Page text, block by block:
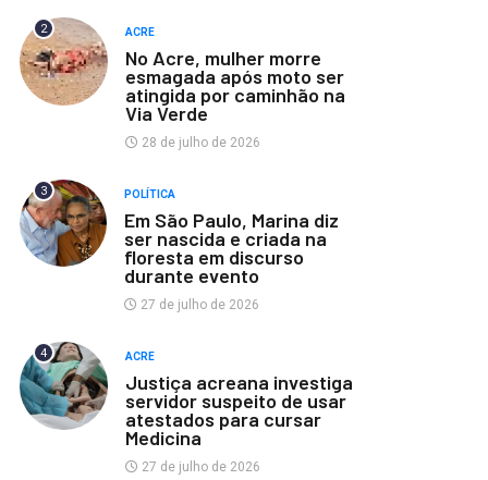
2 ACRE
No Acre, mulher morre
esmagada após moto ser
atingida por caminhão na
Via Verde
28 de julho de 2026
3 POLÍTICA
Em São Paulo, Marina diz
ser nascida e criada na
floresta em discurso
durante evento
27 de julho de 2026
4 ACRE
Justiça acreana investiga
servidor suspeito de usar
atestados para cursar
Medicina
27 de julho de 2026